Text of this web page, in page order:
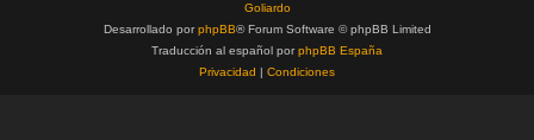
Goliardo
Desarrollado porphpBB® Forum Software © phpBB Limited
Traducción al español porphpBB España
Privacidad | Condiciones